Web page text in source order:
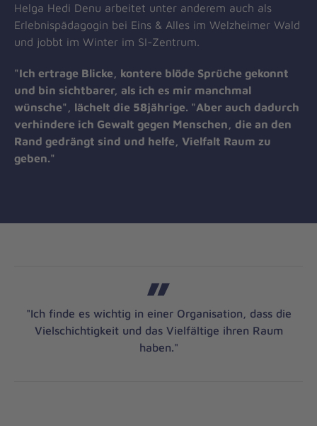
Helga Hedi Denu arbeitet unter anderem auch als
Erlebnispädagogin bei Eins & Alles im Welzheimer Wald
und jobbt im Winter im SI-Zentrum.
"Ich ertrage Blicke, kontere blöde Sprüche gekonnt
und bin sichtbarer, als ich es mir manchmal
wünsche", lächelt die 58jährige. "Aber auch dadurch
verhindere ich Gewalt gegen Menschen, die an den
Rand gedrängt sind und helfe, Vielfalt Raum zu
geben."
"Ich finde es wichtig in einer Organisation, dass die
Vielschichtigkeit und das Vielfältige ihren Raum
haben."